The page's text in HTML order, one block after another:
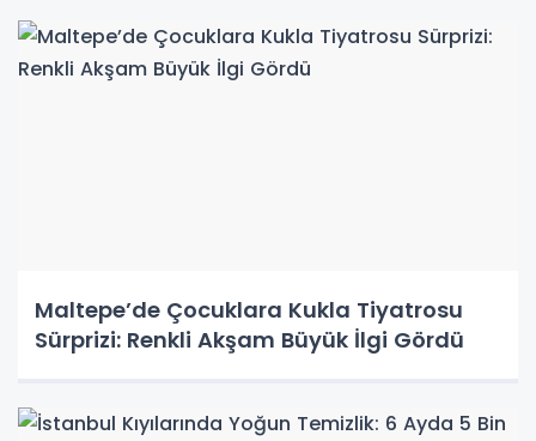
Maltepe’de Çocuklara Kukla Tiyatrosu
Sürprizi: Renkli Akşam Büyük İlgi Gördü